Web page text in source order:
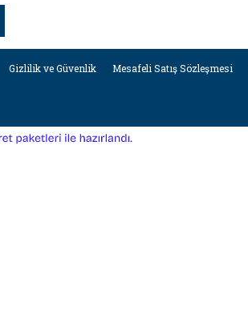
Gizlilik ve Güvenlik Mesafeli Satış Sözleşmesi
e-